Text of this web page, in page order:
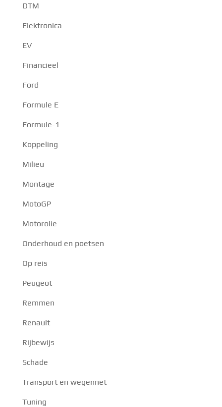
DTM
Elektronica
EV
Financieel
Ford
Formule E
Formule-1
Koppeling
Milieu
Montage
MotoGP
Motorolie
Onderhoud en poetsen
Op reis
Peugeot
Remmen
Renault
Rijbewijs
Schade
Transport en wegennet
Tuning